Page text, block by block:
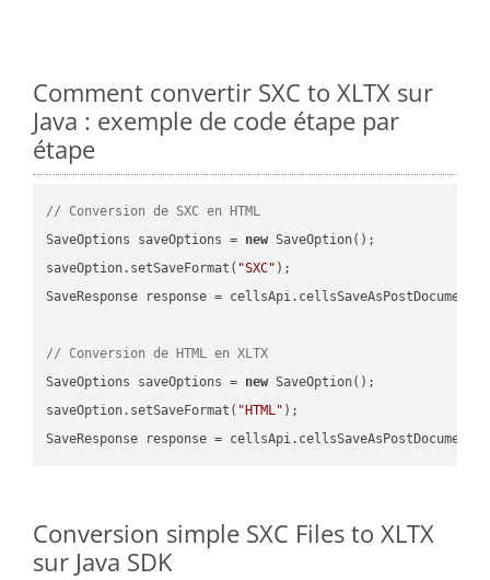
Comment convertir SXC to XLTX sur
Java : exemple de code étape par
étape
// Conversion de SXC en HTML
SaveOptions saveOptions = new SaveOption();
saveOption.setSaveFormat( "SXC" );
SaveResponse response =
// Conversion de HTML en XLTX
SaveOptions saveOptions = new SaveOption();
saveOption.setSaveFormat( "HTML" );
SaveResponse response =
Conversion simple SXC Files to XLTX
sur Java SDK